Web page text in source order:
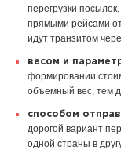
перегрузки
прямыми рейсами
идут транзитом
весом и
формировании
объемный вес, тем
способом
дорогой вариант
одной страны в